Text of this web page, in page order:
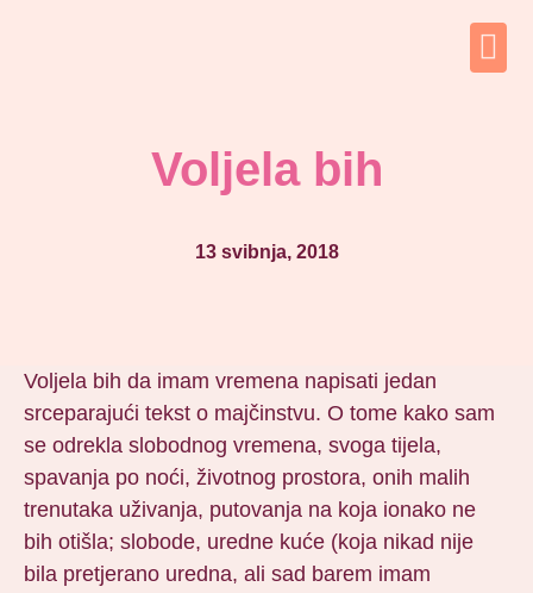
Voljela bih
13 svibnja, 2018
Voljela bih da imam vremena napisati jedan
srceparajući tekst o majčinstvu. O tome kako sam
se odrekla slobodnog vremena, svoga tijela,
spavanja po noći, životnog prostora, onih malih
trenutaka uživanja, putovanja na koja ionako ne
bih otišla; slobode, uredne kuće (koja nikad nije
bila pretjerano uredna, ali sad barem imam